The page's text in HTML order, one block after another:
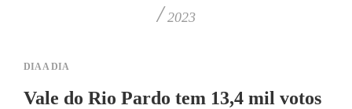
/ 2023
DIA A DIA
Vale do Rio Pardo tem 13,4 mil votos